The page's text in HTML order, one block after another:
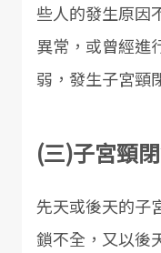
些人的發生原因
異常，或曾經進
弱，發生子宮頸
(三)子宮頸
先天或後天的子
鎖不全，又以後